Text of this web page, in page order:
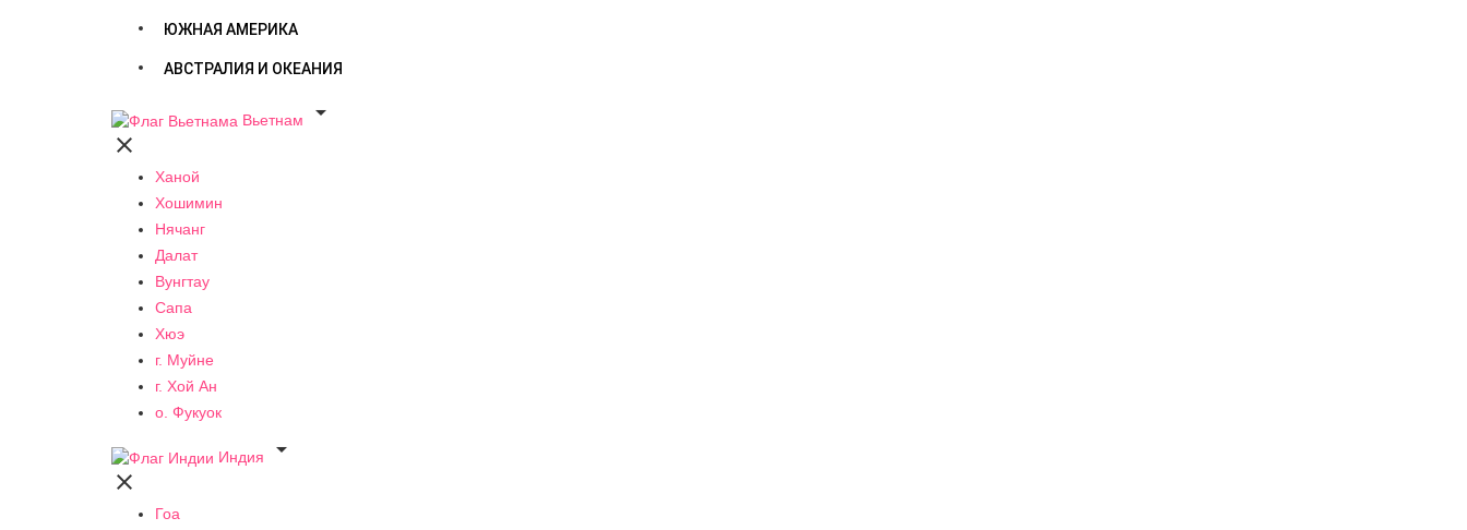
ЮЖНАЯ АМЕРИКА
АВСТРАЛИЯ И ОКЕАНИЯ
Вьетнам


Ханой
Хошимин
Нячанг
Далат
Вунгтау
Сапа
Хюэ
г. Муйне
г. Хой Ан
о. Фукуок
Индия


Гоа